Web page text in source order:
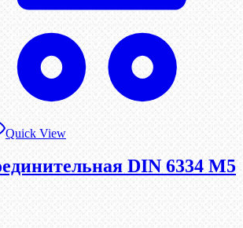
Quick View
DIN 6334 М5